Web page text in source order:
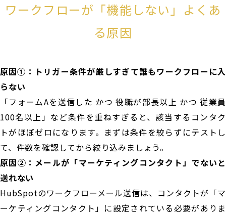
ワークフローが「機能しない」よくあ
る原因
原因①：トリガー条件が厳しすぎて誰もワークフローに入
らない
「フォームAを送信した かつ 役職が部長以上 かつ 従業員
100名以上」など条件を重ねすぎると、該当するコンタク
トがほぼゼロになります。まずは条件を絞らずにテストし
て、件数を確認してから絞り込みましょう。
原因②：メールが「マーケティングコンタクト」でないと
送れない
HubSpotのワークフローメール送信は、コンタクトが「マ
ーケティングコンタクト」に設定されている必要がありま